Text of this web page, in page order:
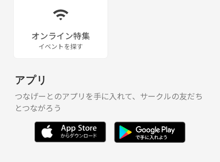
オンライン特集
イベントを探す
アプリ
つなげーとのアプリを手に入れて、サークルの友だち
とつながろう